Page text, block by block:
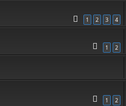
1 2 3 4
1 2
1 2